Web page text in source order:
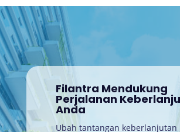
Filantra Mendukung
Perjalanan
Anda
Ubah tantangan keberlanjutan